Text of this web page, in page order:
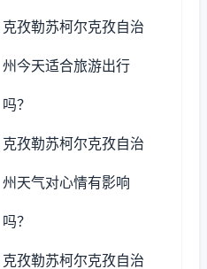
克孜勒苏柯尔克孜自治
州今天适合旅游出行
吗？
克孜勒苏柯尔克孜自治
州天气对心情有影响
吗？
克孜勒苏柯尔克孜自治